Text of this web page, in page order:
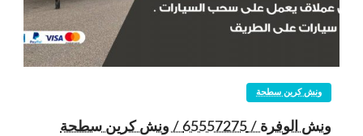
ونش كرين سطحة
ونش الوفرة / 65557275 / ونش كرين سطحة